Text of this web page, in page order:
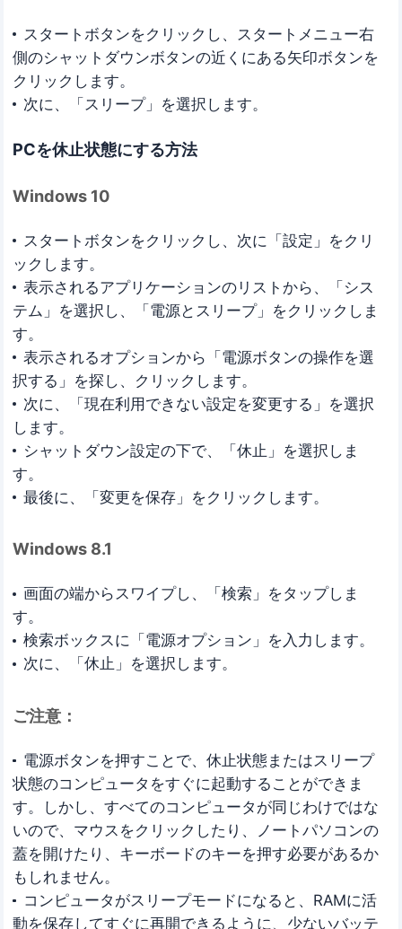
スタートボタンをクリックし、スタートメニュー右
側のシャットダウンボタンの近くにある矢印ボタンを
クリックします。
次に、「スリープ」を選択します。
PCを休止状態にする方法
Windows 10
スタートボタンをクリックし、次に「設定」をクリ
ックします。
表示されるアプリケーションのリストから、「シス
テム」を選択し、「電源とスリープ」をクリックしま
す。
表示されるオプションから「電源ボタンの操作を選
択する」を探し、クリックします。
次に、「現在利用できない設定を変更する」を選択
します。
シャットダウン設定の下で、「休止」を選択しま
す。
最後に、「変更を保存」をクリックします。
Windows 8.1
画面の端からスワイプし、「検索」をタップしま
す。
検索ボックスに「電源オプション」を入力します。
次に、「休止」を選択します。
ご注意：
電源ボタンを押すことで、休止状態またはスリープ
状態のコンピュータをすぐに起動することができま
す。しかし、すべてのコンピュータが同じわけではな
いので、マウスをクリックしたり、ノートパソコンの
蓋を開けたり、キーボードのキーを押す必要があるか
もしれません。
コンピュータがスリープモードになると、RAMに活
動を保存してすぐに再開できるように、少ないバッテ